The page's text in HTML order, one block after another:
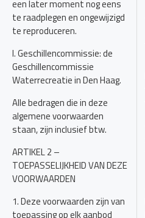
een later moment nog eens
te raadplegen en ongewijzigd
te reproduceren.
l. Geschillencommissie: de
Geschillencommissie
Waterrecreatie in Den Haag.
Alle bedragen die in deze
algemene voorwaarden
staan, zijn inclusief btw.
ARTIKEL 2 –
TOEPASSELIJKHEID VAN DEZE
VOORWAARDEN
1. Deze voorwaarden zijn van
toepassing op elk aanbod